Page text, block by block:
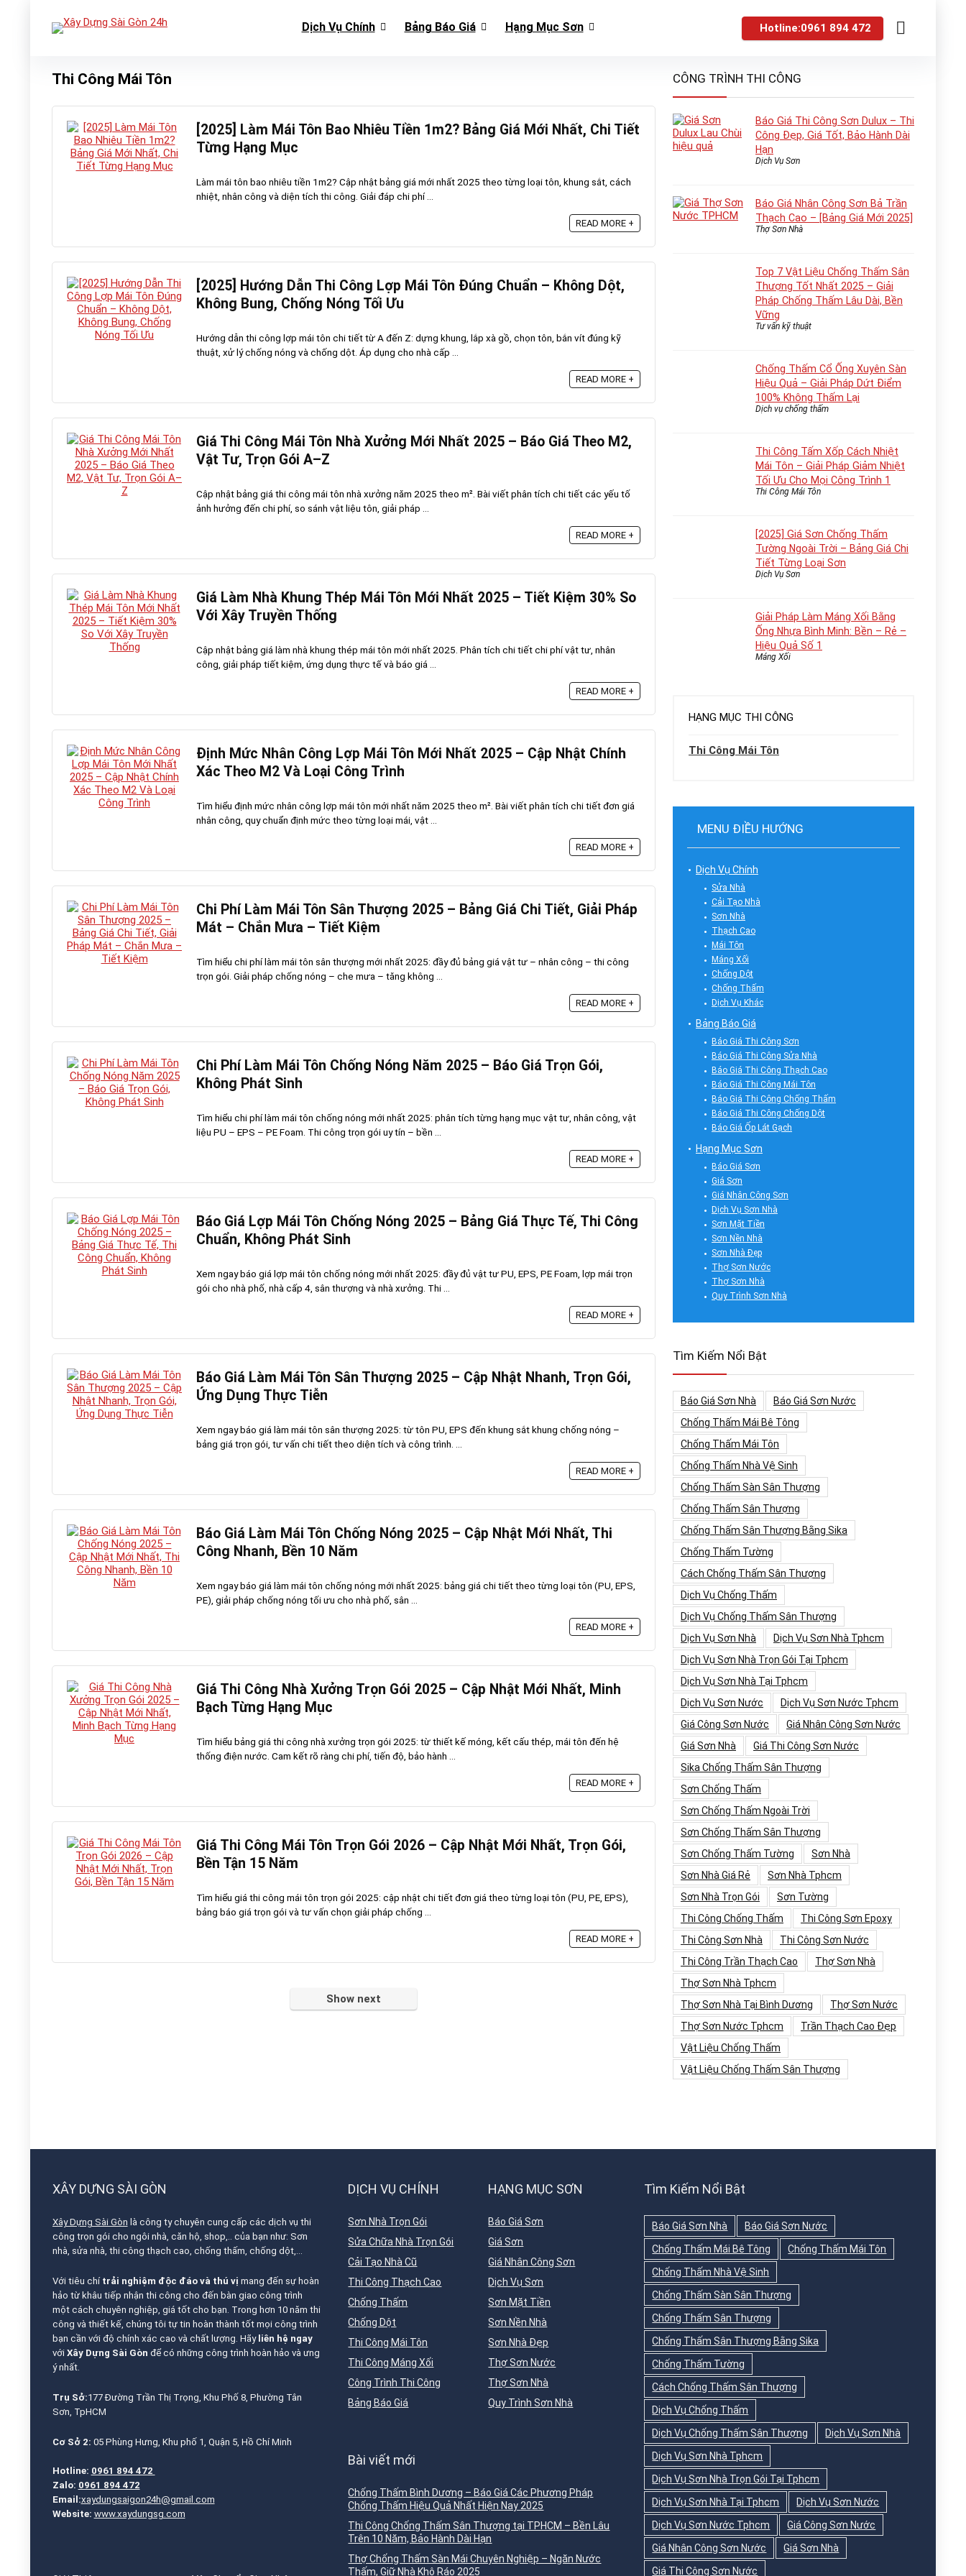
Dịch Vụ Chính Bảng Báo Giá Hạng Mục Sơn Hotline:0961 894 472
Thi Công Mái Tôn
[2025] Làm Mái Tôn Bao Nhiêu Tiền 1m2? Bảng Giá Mới Nhất, Chi Tiết
Từng Hạng Mục
Làm mái tôn bao nhiêu tiền 1m2? Cập nhật bảng giá mới nhất 2025 theo từng loại tôn, khung sắt, cách
nhiệt, nhân công và diện tích thi công. Giải đáp chi phí ...
READ MORE +
[2025] Hướng Dẫn Thi Công Lợp Mái Tôn Đúng Chuẩn – Không Dột,
Không Bung, Chống Nóng Tối Ưu
Hướng dẫn thi công lợp mái tôn chi tiết từ A đến Z: dựng khung, lắp xà gồ, chọn tôn, bắn vít đúng kỹ
thuật, xử lý chống nóng và chống dột. Áp dụng cho nhà cấp ...
READ MORE +
Giá Thi Công Mái Tôn Nhà Xưởng Mới Nhất 2025 – Báo Giá Theo M2,
Vật Tư, Trọn Gói A–Z
Cập nhật bảng giá thi công mái tôn nhà xưởng năm 2025 theo m². Bài viết phân tích chi tiết các yếu tố
ảnh hưởng đến chi phí, so sánh vật liệu tôn, giải pháp ...
READ MORE +
Giá Làm Nhà Khung Thép Mái Tôn Mới Nhất 2025 – Tiết Kiệm 30% So
Với Xây Truyền Thống
Cập nhật bảng giá làm nhà khung thép mái tôn mới nhất 2025. Phân tích chi tiết chi phí vật tư, nhân
công, giải pháp tiết kiệm, ứng dụng thực tế và báo giá ...
READ MORE +
Định Mức Nhân Công Lợp Mái Tôn Mới Nhất 2025 – Cập Nhật Chính
Xác Theo M2 Và Loại Công Trình
Tìm hiểu định mức nhân công lợp mái tôn mới nhất năm 2025 theo m². Bài viết phân tích chi tiết đơn giá
nhân công, quy chuẩn định mức theo từng loại mái, vật ...
READ MORE +
Chi Phí Làm Mái Tôn Sân Thượng 2025 – Bảng Giá Chi Tiết, Giải Pháp
Mát – Chắn Mưa – Tiết Kiệm
Tìm hiểu chi phí làm mái tôn sân thượng mới nhất 2025: đầy đủ bảng giá vật tư – nhân công – thi công
trọn gói. Giải pháp chống nóng – che mưa – tăng không ...
READ MORE +
Chi Phí Làm Mái Tôn Chống Nóng Năm 2025 – Báo Giá Trọn Gói,
Không Phát Sinh
Tìm hiểu chi phí làm mái tôn chống nóng mới nhất 2025: phân tích từng hạng mục vật tư, nhân công, vật
liệu PU – EPS – PE Foam. Thi công trọn gói uy tín – bền ...
READ MORE +
Báo Giá Lợp Mái Tôn Chống Nóng 2025 – Bảng Giá Thực Tế, Thi Công
Chuẩn, Không Phát Sinh
Xem ngay báo giá lợp mái tôn chống nóng mới nhất 2025: đầy đủ vật tư PU, EPS, PE Foam, lợp mái trọn
gói cho nhà phố, nhà cấp 4, sân thượng và nhà xưởng. Thi ...
READ MORE +
Báo Giá Làm Mái Tôn Sân Thượng 2025 – Cập Nhật Nhanh, Trọn Gói,
Ứng Dụng Thực Tiễn
Xem ngay báo giá làm mái tôn sân thượng 2025: từ tôn PU, EPS đến khung sắt khung chống nóng –
bảng giá trọn gói, tư vấn chi tiết theo diện tích và công trình. ...
READ MORE +
Báo Giá Làm Mái Tôn Chống Nóng 2025 – Cập Nhật Mới Nhất, Thi
Công Nhanh, Bền 10 Năm
Xem ngay báo giá làm mái tôn chống nóng mới nhất 2025: bảng giá chi tiết theo từng loại tôn (PU, EPS,
PE), giải pháp chống nóng tối ưu cho nhà phố, sân ...
READ MORE +
Giá Thi Công Nhà Xưởng Trọn Gói 2025 – Cập Nhật Mới Nhất, Minh
Bạch Từng Hạng Mục
Tìm hiểu bảng giá thi công nhà xưởng trọn gói 2025: từ thiết kế móng, kết cấu thép, mái tôn đến hệ
thống điện nước. Cam kết rõ ràng chi phí, tiến độ, bảo hành ...
READ MORE +
Giá Thi Công Mái Tôn Trọn Gói 2026 – Cập Nhật Mới Nhất, Trọn Gói,
Bền Tận 15 Năm
Tìm hiểu giá thi công mái tôn trọn gói 2025: cập nhật chi tiết đơn giá theo từng loại tôn (PU, PE, EPS),
bảng báo giá trọn gói và tư vấn chọn giải pháp chống ...
READ MORE +
Show next
CÔNG TRÌNH THI CÔNG
Báo Giá Thi Công Sơn Dulux – Thi
Công Đẹp, Giá Tốt, Bảo Hành Dài
Hạn
Dịch Vụ Sơn
Báo Giá Nhân Công Sơn Bả Trần
Thạch Cao – [Bảng Giá Mới 2025]
Thợ Sơn Nhà
Top 7 Vật Liệu Chống Thấm Sân
Thượng Tốt Nhất 2025 – Giải
Pháp Chống Thấm Lâu Dài, Bền
Vững
Tư vấn kỹ thuật
Chống Thấm Cổ Ống Xuyên Sàn
Hiệu Quả – Giải Pháp Dứt Điểm
100% Không Thấm Lại
Dịch vụ chống thấm
Thi Công Tấm Xốp Cách Nhiệt
Mái Tôn – Giải Pháp Giảm Nhiệt
Tối Ưu Cho Mọi Công Trình 1
Thi Công Mái Tôn
[2025] Giá Sơn Chống Thấm
Tường Ngoài Trời – Bảng Giá Chi
Tiết Từng Loại Sơn
Dịch Vụ Sơn
Giải Pháp Làm Máng Xối Bằng
Ống Nhựa Bình Minh: Bền – Rẻ –
Hiệu Quả Số 1
Máng Xối
HẠNG MỤC THI CÔNG
Thi Công Mái Tôn
MENU ĐIỀU HƯỚNG
Dịch Vụ Chính
Sửa Nhà
Cải Tạo Nhà
Sơn Nhà
Thạch Cao
Mái Tôn
Máng Xối
Chống Dột
Chống Thấm
Dịch Vụ Khác
Bảng Báo Giá
Báo Giá Thi Công Sơn
Báo Giá Thi Công Sửa Nhà
Báo Giá Thi Công Thạch Cao
Báo Giá Thi Công Mái Tôn
Báo Giá Thi Công Chống Thấm
Báo Giá Thi Công Chống Dột
Báo Giá Ốp Lát Gạch
Hạng Mục Sơn
Báo Giá Sơn
Giá Sơn
Giá Nhân Công Sơn
Dịch Vụ Sơn Nhà
Sơn Mặt Tiền
Sơn Nền Nhà
Sơn Nhà Đẹp
Thợ Sơn Nước
Thợ Sơn Nhà
Quy Trình Sơn Nhà
Tìm Kiếm Nổi Bật
Báo Giá Sơn Nhà
Báo Giá Sơn Nước
Chống Thấm Mái Bê Tông
Chống Thấm Mái Tôn
Chống Thấm Nhà Vệ Sinh
Chống Thấm Sàn Sân Thượng
Chống Thấm Sân Thượng
Chống Thấm Sân Thượng Bằng Sika
Chống Thấm Tường
Cách Chống Thấm Sân Thượng
Dịch Vụ Chống Thấm
Dịch Vụ Chống Thấm Sân Thượng
Dịch Vụ Sơn Nhà
Dịch Vụ Sơn Nhà Tphcm
Dịch Vụ Sơn Nhà Trọn Gói Tại Tphcm
Dịch Vụ Sơn Nhà Tại Tphcm
Dịch Vụ Sơn Nước
Dịch Vụ Sơn Nước Tphcm
Giá Công Sơn Nước
Giá Nhân Công Sơn Nước
Giá Sơn Nhà
Giá Thi Công Sơn Nước
Sika Chống Thấm Sân Thượng
Sơn Chống Thấm
Sơn Chống Thấm Ngoài Trời
Sơn Chống Thấm Sân Thượng
Sơn Chống Thấm Tường
Sơn Nhà
Sơn Nhà Giá Rẻ
Sơn Nhà Tphcm
Sơn Nhà Trọn Gói
Sơn Tường
Thi Công Chống Thấm
Thi Công Sơn Epoxy
Thi Công Sơn Nhà
Thi Công Sơn Nước
Thi Công Trần Thạch Cao
Thợ Sơn Nhà
Thợ Sơn Nhà Tphcm
Thợ Sơn Nhà Tại Bình Dương
Thợ Sơn Nước
Thợ Sơn Nước Tphcm
Trần Thạch Cao Đẹp
Vật Liệu Chống Thấm
Vật Liệu Chống Thấm Sân Thượng
XÂY DỰNG SÀI GÒN
Xây Dựng Sài Gòn là công ty chuyên cung cấp các dịch vụ thi
công trọn gói cho ngôi nhà, căn hộ, shop,.. của bạn như: Sơn
nhà, sửa nhà, thi công thạch cao, chống thấm, chống dột,…
Với tiêu chí trải nghiệm độc đáo và thú vị mang đến sự hoàn
hảo từ khâu tiếp nhận thi công cho đến bàn giao công trình
một cách chuyên nghiệp, giá tốt cho bạn. Trong hơn 10 năm thi
công và thiết kế, chúng tôi tự tin hoàn thành tốt mọi công trình
bạn cần với độ chính xác cao và chất lượng. Hãy liên hệ ngay
với Xây Dựng Sài Gòn để có những công trình hoàn hảo và ưng
ý nhất.
Trụ Sở:177 Đường Trần Thị Trọng, Khu Phố 8, Phường Tân
Sơn, TpHCM
Cơ Sở 2: 05 Phùng Hưng, Khu phố 1, Quận 5, Hồ Chí Minh
Hotline: 0961 894 472
Zalo: 0961 894 472
Email:xaydungsaigon24h@gmail.com
Website: www.xaydungsg.com
DỊCH VỤ CHÍNH
Sơn Nhà Trọn Gói
Sửa Chữa Nhà Trọn Gói
Cải Tạo Nhà Cũ
Thi Công Thạch Cao
Chống Thấm
Chống Dột
Thi Công Mái Tôn
Thi Công Máng Xối
Công Trình Thi Công
Bảng Báo Giá
HẠNG MỤC SƠN
Báo Giá Sơn
Giá Sơn
Giá Nhân Công Sơn
Dịch Vụ Sơn
Sơn Mặt Tiền
Sơn Nền Nhà
Sơn Nhà Đẹp
Thợ Sơn Nước
Thợ Sơn Nhà
Quy Trình Sơn Nhà
Bài viết mới
Chống Thấm Bình Dương – Báo Giá Các Phương Pháp
Chống Thấm Hiệu Quả Nhất Hiện Nay 2025
Thi Công Chống Thấm Sân Thượng tại TPHCM – Bền Lâu
Trên 10 Năm, Bảo Hành Dài Hạn
Thợ Chống Thấm Sàn Mái Chuyên Nghiệp – Ngăn Nước
Thấm, Giữ Nhà Khô Ráo 2025
Tìm Kiếm Nổi Bật
Báo Giá Sơn Nhà
Báo Giá Sơn Nước
Chống Thấm Mái Bê Tông
Chống Thấm Mái Tôn
Chống Thấm Nhà Vệ Sinh
Chống Thấm Sàn Sân Thượng
Chống Thấm Sân Thượng
Chống Thấm Sân Thượng Bằng Sika
Chống Thấm Tường
Cách Chống Thấm Sân Thượng
Dịch Vụ Chống Thấm
Dịch Vụ Chống Thấm Sân Thượng
Dịch Vụ Sơn Nhà
Dịch Vụ Sơn Nhà Tphcm
Dịch Vụ Sơn Nhà Trọn Gói Tại Tphcm
Dịch Vụ Sơn Nhà Tại Tphcm
Dịch Vụ Sơn Nước
Dịch Vụ Sơn Nước Tphcm
Giá Công Sơn Nước
Giá Nhân Công Sơn Nước
Giá Sơn Nhà
Giá Thi Công Sơn Nước